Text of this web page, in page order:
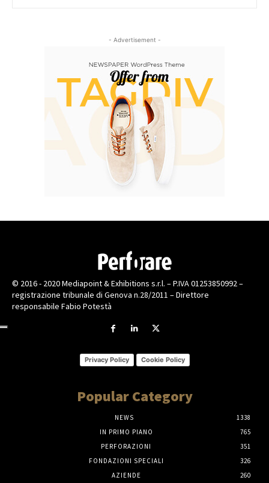
- Advertisement -
© 2016 - 2020 Mediapoint & Exhibitions s.r.l. – P.IVA 01253850992 –
registrazione tribunale di Genova n.28/2011 – Direttore
responsabile Fabio Potestà
Privacy Policy Cookie Policy
Popular Category
NEWS
1338
IN PRIMO PIANO
765
PERFORAZIONI
351
FONDAZIONI SPECIALI
326
AZIENDE
260